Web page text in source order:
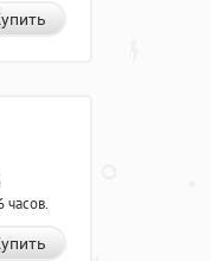
часов.